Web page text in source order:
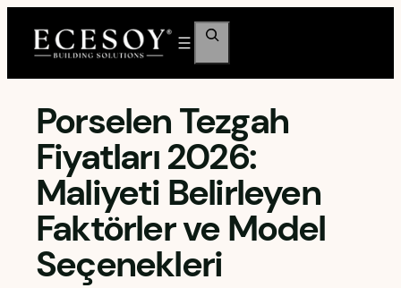
Ara
Porselen Tezgah
Fiyatları 2026:
Maliyeti Belirleyen
Faktörler ve Model
Seçenekleri